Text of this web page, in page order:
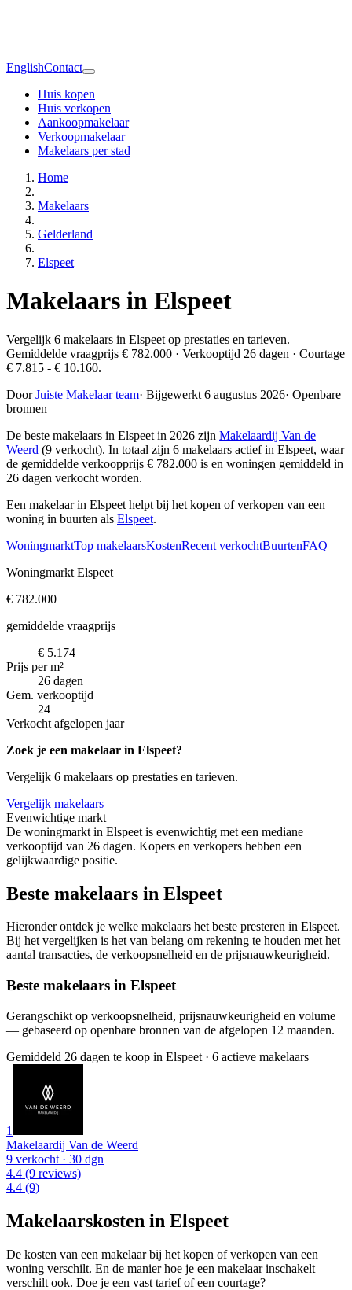
EnglishContact
Huis kopen
Huis verkopen
Aankoopmakelaar
Verkoopmakelaar
Makelaars per stad
Home
Makelaars
Gelderland
Elspeet
Makelaars in Elspeet
Vergelijk 6 makelaars in Elspeet op prestaties en tarieven.
Gemiddelde vraagprijs € 782.000 · Verkooptijd 26 dagen · Courtage
€ 7.815 - € 10.160.
DoorJuiste Makelaar team· Bijgewerkt 6 augustus 2026· Openbare
bronnen
De beste makelaars in Elspeet in 2026 zijn Makelaardij Van de
Weerd (9 verkocht). In totaal zijn 6 makelaars actief in Elspeet, waar
de gemiddelde verkoopprijs € 782.000 is en woningen gemiddeld in
26 dagen verkocht worden.
Een makelaar in Elspeet helpt bij het kopen of verkopen van een
woning in buurten als Elspeet.
WoningmarktTop makelaarsKostenRecent verkochtBuurtenFAQ
Woningmarkt Elspeet
€ 782.000
gemiddelde vraagprijs
€ 5.174
Prijs per m²
26 dagen
Gem. verkooptijd
24
Verkocht afgelopen jaar
Zoek je een makelaar in Elspeet?
Vergelijk 6 makelaars op prestaties en tarieven.
Vergelijk makelaars
Evenwichtige markt
De woningmarkt in Elspeet is evenwichtig met een mediane
verkooptijd van 26 dagen. Kopers en verkopers hebben een
gelijkwaardige positie.
Beste makelaars in Elspeet
Hieronder ontdek je welke makelaars het beste presteren in Elspeet.
Bij het vergelijken is het van belang om rekening te houden met het
aantal transacties, de verkoopsnelheid en de prijsnauwkeurigheid.
Beste makelaars in Elspeet
Gerangschikt op verkoopsnelheid, prijsnauwkeurigheid en volume
— gebaseerd op openbare bronnen van de afgelopen 12 maanden.
Gemiddeld 26 dagen te koop in Elspeet · 6 actieve makelaars
1
Makelaardij Van de Weerd
9 verkocht · 30 dgn
4.4 (9 reviews)
4.4 (9)
Makelaarskosten in Elspeet
De kosten van een makelaar bij het kopen of verkopen van een
woning verschilt. En de manier hoe je een makelaar inschakelt
verschilt ook. Doe je een vast tarief of een courtage?